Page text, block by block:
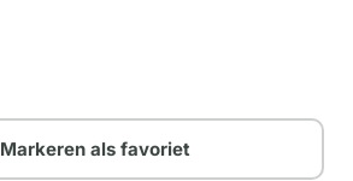
Markeren als favoriet